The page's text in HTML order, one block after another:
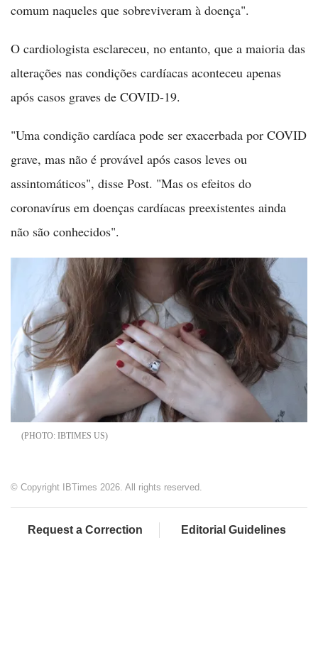
comum naqueles que sobreviveram à doença".
O cardiologista esclareceu, no entanto, que a maioria das
alterações nas condições cardíacas aconteceu apenas
após casos graves de COVID-19.
"Uma condição cardíaca pode ser exacerbada por COVID
grave, mas não é provável após casos leves ou
assintomáticos", disse Post. "Mas os efeitos do
coronavírus em doenças cardíacas preexistentes ainda
não são conhecidos".
IBTIMES US
© Copyright IBTimes 2026. All rights reserved.
Request a Correction Editorial Guidelines